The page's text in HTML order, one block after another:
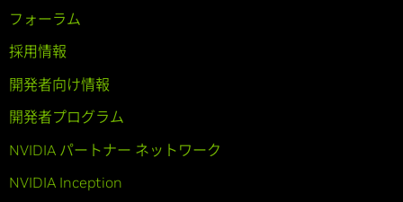
フォーラム
採用情報
開発者向け情報
開発者プログラム
NVIDIA パートナー ネットワーク
NVIDIA Inception